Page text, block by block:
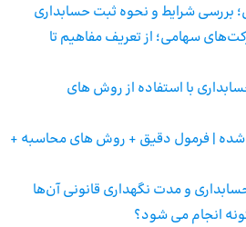
بررسی شرایط و نحوه ثبت حسابداری
سهامی؛ از تعریف مفاهیم تا
با استفاده از روش های
شده | فرمول دقیق + روش‌ های محاسبه +
و مدت نگهداری قانونی آن‌ها
انجام می شود؟